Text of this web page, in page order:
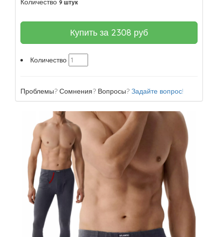
Количество 9 штук
Купить за 2308 руб
Количество
Проблемы? Сомнения? Вопросы? Задайте вопрос!